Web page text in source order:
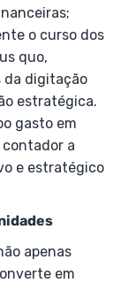
o curso dos
quo,
da digitação
estratégica.
gasto em
a
e estratégico
apenas
em